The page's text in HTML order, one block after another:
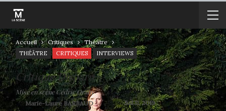
Accueil Critiques Théâtre
THÉÂTRE CRITIQUES INTERVIEWS
Critique Disparu
Mise en scène Cédric Orain
By Marie-Laure BARBAUD OnJuil 11, 2019